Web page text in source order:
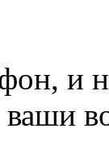
и
ваши